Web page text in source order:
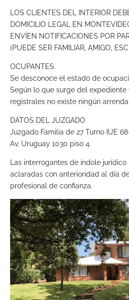
LOS CLIENTES DEL INTERIOR
DOMICILIO LEGAL EN
ENVÍEN NOTIFICACIONES POR
(PUEDE SER FAMILIAR, AMIGO,
OCUPANTES.
Se desconoce el estado de
Según lo que surge del
registrales no existe ningún
DATOS DEL JUZGADO
Juzgado Familia de 27 Turno IUE
Av. Uruguay 1030 piso 4.
Las interrogantes de índole
aclaradas con anterioridad al día
profesional de confianza.